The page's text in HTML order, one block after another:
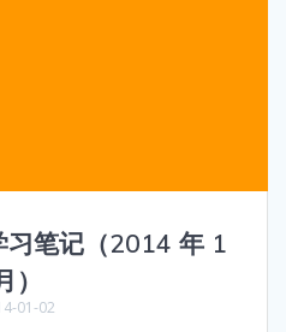
习笔记（2014 年 1
）
01-02